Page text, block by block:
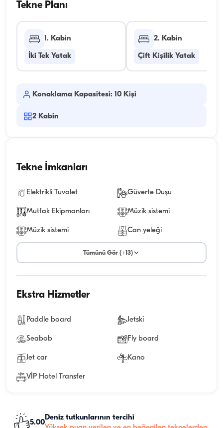
Tekne Planı
1. Kabin
İki Tek Yatak
2. Kabin
Çift Kişilik Yatak
Konaklama Kapasitesi: 10 Kişi
2 Kabin
Tekne İmkanları
Elektrikli Tuvalet Güverte Duşu
Mutfak Ekipmanları Müzik sistemi
Müzik sistemi Can yeleği
Tümünü Gör (+13)
Ekstra Hizmetler
Paddle board Jetski
Seabob Fly board
Jet car Kano
VİP Hotel Transfer
5.00
Deniz tutkunlarının tercihi